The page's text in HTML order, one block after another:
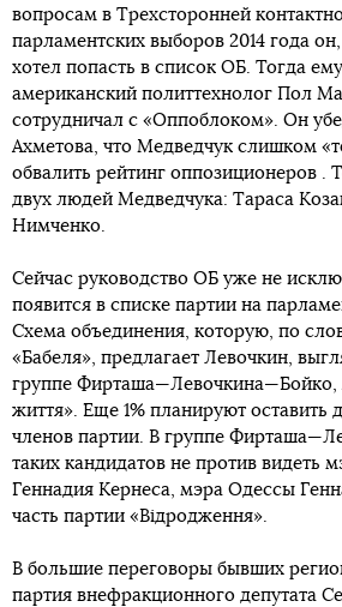
вопросам в Трехсторонней
парламентских выборов 2014 года
хотел попасть в список ОБ. Тогда
американский политтехнолог Пол
сотрудничал с «Оппоблоком». Он
Ахметова, что Медведчук слишком
обвалить рейтинг оппозиционеров .
двух людей Медведчука: Тараса
Нимченко.
Сейчас руководство ОБ уже не
появится в списке партии на
Схема объединения, которую, по
«Бабеля», предлагает Левочкин,
группе Фирташа—Левочкина—Бойко,
життя». Еще 1% планируют оставить
членов партии. В группе
таких кандидатов не против видеть
Геннадия Кернеса, мэра Одессы
часть партии «Відродження».
В большие переговоры бывших
партия внефракционного депутата